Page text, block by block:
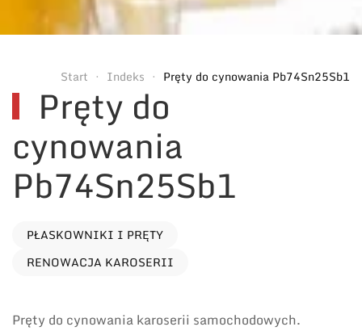
Start Indeks Pręty do cynowania Pb74Sn25Sb1
Pręty do
cynowania
Pb74Sn25Sb1
PŁASKOWNIKI I PRĘTY
RENOWACJA KAROSERII
Pręty do cynowania karoserii samochodowych.